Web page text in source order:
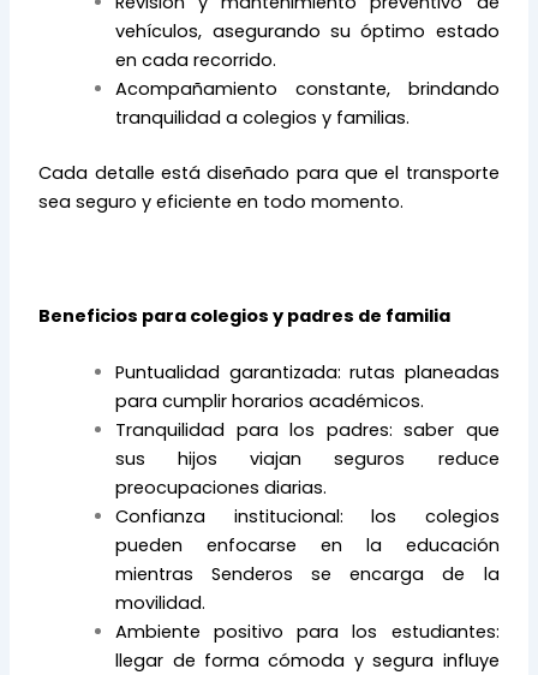
vehículos, asegurando su óptimo estado
en cada recorrido.
Acompañamiento constante, brindando
tranquilidad a colegios y familias.
Cada detalle está diseñado para que el transporte
sea seguro y eficiente en todo momento.
Beneficios para colegios y padres de familia
Puntualidad garantizada: rutas planeadas
para cumplir horarios académicos.
Tranquilidad para los padres: saber que
sus hijos viajan seguros reduce
preocupaciones diarias.
Confianza institucional: los colegios
pueden enfocarse en la educación
mientras Senderos se encarga de la
movilidad.
Ambiente positivo para los estudiantes:
llegar de forma cómoda y segura influye